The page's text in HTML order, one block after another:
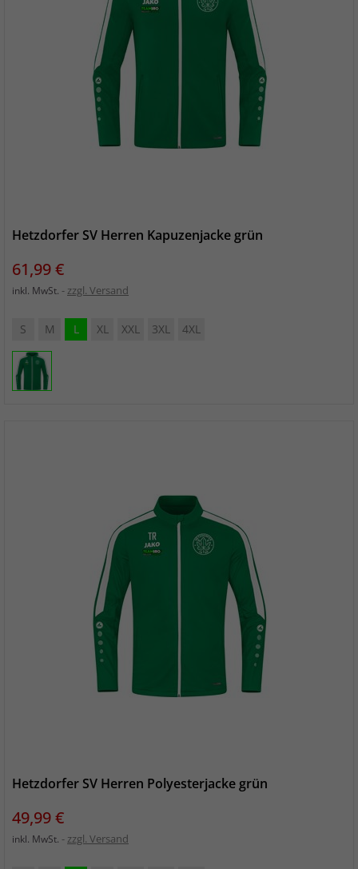
Hetzdorfer SV Herren Kapuzenjacke grün
Preis
61,99 €
inkl. MwSt. zzgl. Versand
S M L XL XXL 3XL 4XL
Hetzdorfer SV Herren Polyesterjacke grün
Preis
49,99 €
inkl. MwSt. zzgl. Versand